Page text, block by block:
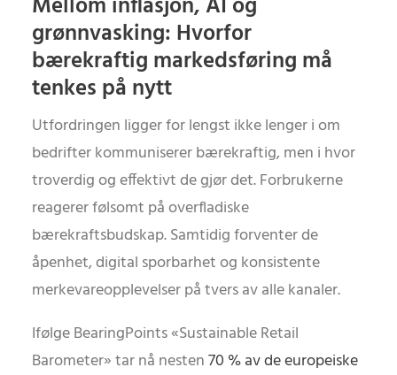
Mellom inflasjon, AI og
grønnvasking: Hvorfor
bærekraftig markedsføring må
tenkes på nytt
Utfordringen ligger for lengst ikke lenger i om
bedrifter kommuniserer bærekraftig, men i hvor
troverdig og effektivt de gjør det. Forbrukerne
reagerer følsomt på overfladiske
bærekraftsbudskap. Samtidig forventer de
åpenhet, digital sporbarhet og konsistente
merkevareopplevelser på tvers av alle kanaler.
Ifølge BearingPoints «Sustainable Retail
Barometer» tar nå nesten70 % av de europeiske